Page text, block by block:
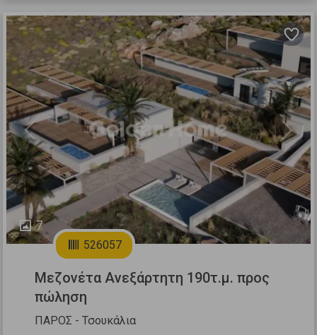
7
Previous Next
526057
Μεζονέτα Ανεξάρτητη 190τ.μ. προς
πώληση
ΠΑΡΟΣ - Τσουκάλια